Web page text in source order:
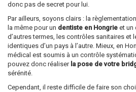
donc pas de secret pour lui.
Par ailleurs, soyons clairs : la
la même pour un dentiste en Hongrie et un
d’autres termes, les contrôles sanitaires et
identiques d’un pays à l’autre. Mieux, en
médical est soumis à un contrôle
pouvez donc réaliser la pose de votre
sérénité.
Cependant, il reste difficile de faire son